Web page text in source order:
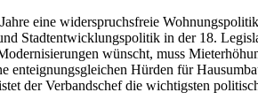
eine widerspruchs­freie
Stadtentwicklungs­politik in der 18.
wünscht, muss
enteignungs­gleichen Hürden für
der Verbands­chef die wichtigsten